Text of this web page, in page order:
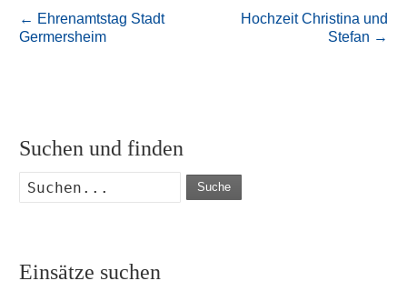
← Ehrenamtstag Stadt
Germersheim
Hochzeit Christina und
Stefan →
Suchen und finden
Suche
Einsätze suchen